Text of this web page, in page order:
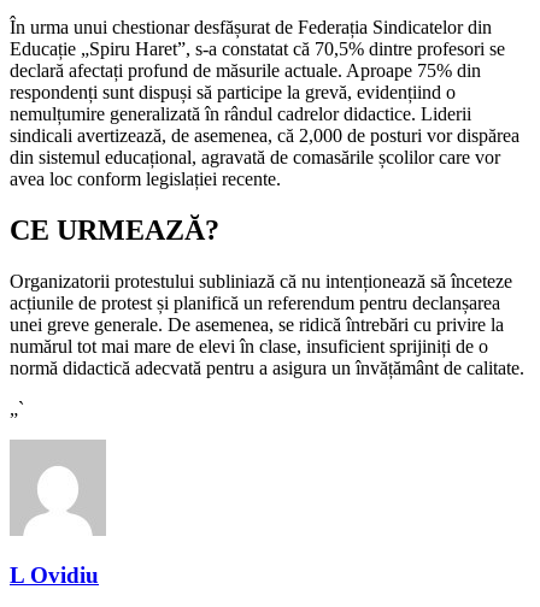
În urma unui chestionar desfășurat de Federația Sindicatelor din
Educație „Spiru Haret”, s-a constatat că 70,5% dintre profesori se
declară afectați profund de măsurile actuale. Aproape 75% din
respondenți sunt dispuși să participe la grevă, evidențiind o
nemulțumire generalizată în rândul cadrelor didactice. Liderii
sindicali avertizează, de asemenea, că 2,000 de posturi vor dispărea
din sistemul educațional, agravată de comasările școlilor care vor
avea loc conform legislației recente.
CE URMEAZĂ?
Organizatorii protestului subliniază că nu intenționează să înceteze
acțiunile de protest și planifică un referendum pentru declanșarea
unei greve generale. De asemenea, se ridică întrebări cu privire la
numărul tot mai mare de elevi în clase, insuficient sprijiniți de o
normă didactică adecvată pentru a asigura un învățământ de calitate.
„`
L Ovidiu